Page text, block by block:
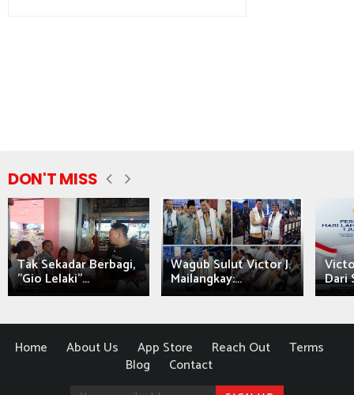
DON'T MISS
Tak Sekadar Berbagi,
"Gio Lelaki"...
Wagub Sulut Victor J.
Mailangkay:... Dari
Home About Us App Store Reach Out
Terms
Blog
Contact